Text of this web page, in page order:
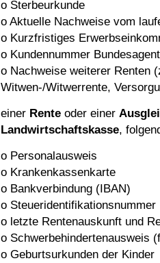
o Sterbeurkunde
o Aktuelle Nachweise vom
o Kurzfristiges
o Kundennummer
o Nachweise weiterer Renten
Witwen-/Witwerrente,
einer Rente oder einer
Landwirtschaftskasse,
o Personalausweis
o Krankenkassenkarte
o Bankverbindung (IBAN)
o Steueridentifikationsnummer
o letzte Rentenauskunft und
o Schwerbehindertenausweis
o Geburtsurkunden der Kinder